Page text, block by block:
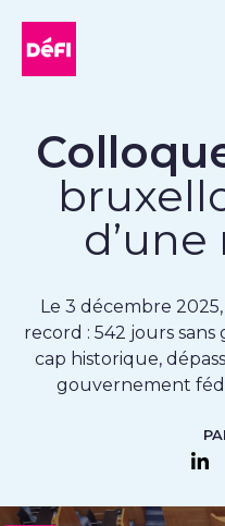
Le 3 décembre
record : 542 jours
cap historique,
gouvernement